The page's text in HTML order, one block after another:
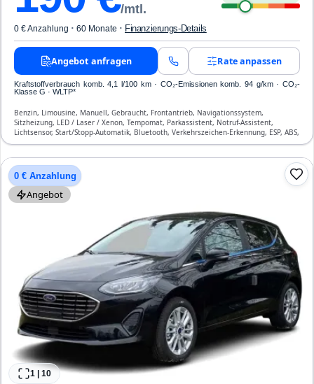
/mtl.
0 € Anzahlung · 60 Monate · Finanzierungs-Details
Angebot anfragen Rate anpassen
Kraftstoffverbrauch komb. 4,1 l/100 km · CO₂-Emissionen komb. 94 g/km · CO₂-
Klasse G · WLTP*
Benzin, Limousine, Manuell, Gebraucht, Frontantrieb, Navigationssystem,
Sitzheizung, LED / Laser / Xenon, Tempomat, Parkassistent, Notruf-Assistent,
Lichtsensor, Start/Stopp-Automatik, Bluetooth, Verkehrszeichen-Erkennung, ESP, ABS,
Klimaanlage, Front-Airbags
0 € Anzahlung
Angebot
1 10